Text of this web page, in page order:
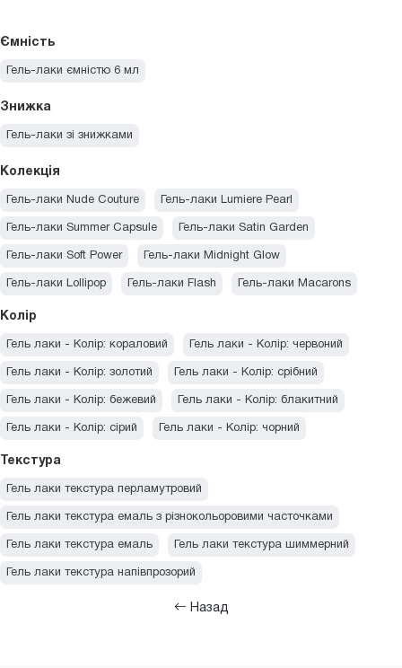
Ємність
Гель-лаки ємністю 6 мл
Знижка
Гель-лаки зі знижками
Колекція
Гель-лаки Nude Couture Гель-лаки Lumiere Pearl
Гель-лаки Summer Capsule Гель-лаки Satin Garden
Гель-лаки Soft Power Гель-лаки Midnight Glow
Гель-лаки Lollipop Гель-лаки Flash Гель-лаки Macarons
Гель-лаки Sunny Pastels
Гель-лаки Late Summer Night Гель-лаки Neon City Lights
Гель-лаки TikTok Trends Гель-лаки Starlight
Гель-лаки Coffee Story Гель-лаки Stone Jewelry
Гель-лаки Memories
Колір
Гель лаки - Колір: кораловий Гель лаки - Колір: червоний
Гель лаки - Колір: золотий Гель лаки - Колір: срібний
Гель лаки - Колір: бежевий Гель лаки - Колір: блакитний
Гель лаки - Колір: сірий Гель лаки - Колір: чорний
Гель лаки - Колір: фіолетовий
Гель лаки - Колір: помаранчевий
Гель лаки - Колір: коричневий Гель лаки - Колір: рожевий
Гель лаки - Колір: зелений Гель лаки - Колір: бузковий
Гель лаки - Колір: жовтий Гель лаки - Колір: бірюзовий
Текстура
Гель лаки текстура перламутровий
Гель лаки текстура емаль з різнокольоровими часточками
Гель лаки текстура емаль Гель лаки текстура шиммерний
Гель лаки текстура напівпрозорий
Назад